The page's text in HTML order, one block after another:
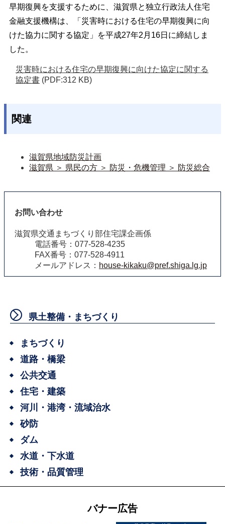
早期復興を支援するために、滋賀県と独立行政法人住宅
金融支援機構は、「災害時における住宅の早期復興に向
けた協力に関する協定」を平成27年2月16日に締結しま
した。
災害時における住宅の早期復興に向けた協定に関する
協定書 (PDF:312 KB)
関連
滋賀県地域防災計画
滋賀県 ＞ 県民の方 ＞ 防災・危機管理 ＞ 防災総合
お問い合わせ
滋賀県交通まちづくり部住宅課企画係
電話番号：077-528-4235
FAX番号：077-528-4911
メールアドレス： house-kikaku@pref.shiga.lg.jp
県土整備・まちづくり
まちづくり
道路・橋梁
公共交通
住宅・建築
河川・港湾・流域治水
砂防
ダム
水道・下水道
技術・品質管理
バナー広告